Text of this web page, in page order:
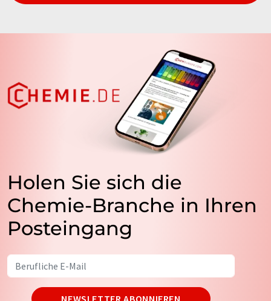
Holen Sie sich die
Chemie-Branche in Ihren
Posteingang